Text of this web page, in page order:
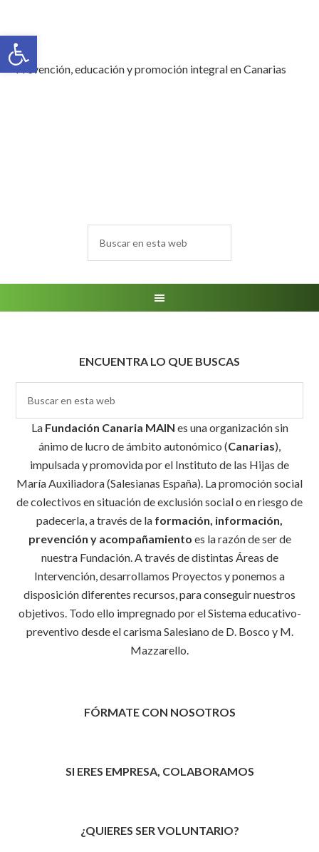
Abrir barra de herramientas
Prevención, educación y promoción integral en Canarias
ENCUENTRA LO QUE BUSCAS
La Fundación Canaria MAIN es una organización sin
ánimo de lucro de ámbito autonómico (Canarias),
impulsada y promovida por el Instituto de las Hijas de
María Auxiliadora (Salesianas España). La promoción social
de colectivos en situación de exclusión social o en riesgo de
padecerla, a través de la formación, información,
prevención y acompañamiento es la razón de ser de
nuestra Fundación. A través de distintas Áreas de
Intervención, desarrollamos Proyectos y ponemos a
disposición diferentes recursos, para conseguir nuestros
objetivos. Todo ello impregnado por el Sistema educativo-
preventivo desde el carisma Salesiano de D. Bosco y M.
Mazzarello.
FÓRMATE CON NOSOTROS
SI ERES EMPRESA, COLABORAMOS
¿QUIERES SER VOLUNTARIO?